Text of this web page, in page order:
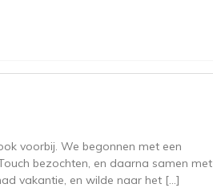
voorbij. We begonnen met een
bezochten, en daarna samen met
vakantie, en wilde naar het […]